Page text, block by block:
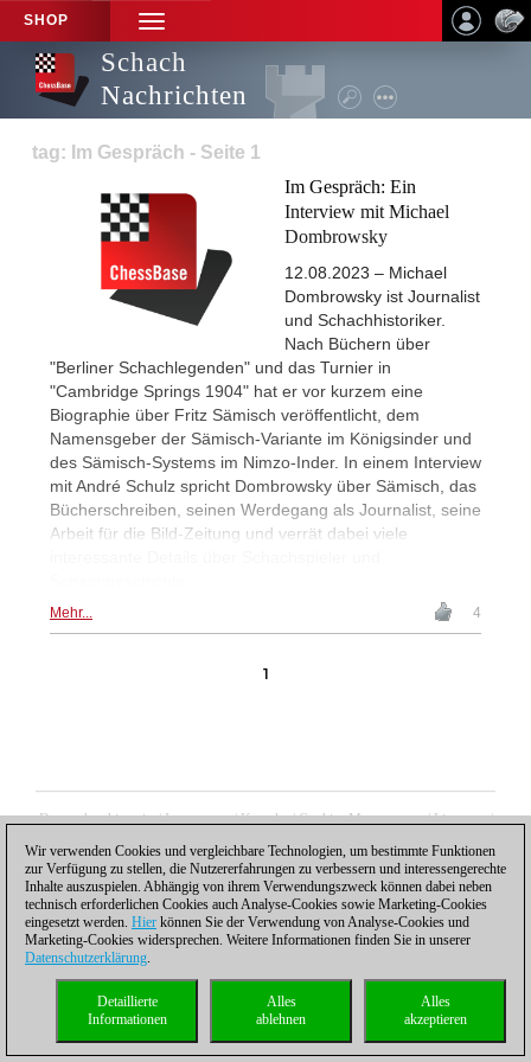
SHOP
TOGGLE
NAVIGATION
Schach
Nachrichten
tag: Im Gespräch - Seite 1
Im Gespräch: Ein
Interview mit Michael
Dombrowsky
12.08.2023 – Michael
Dombrowsky ist Journalist
und Schachhistoriker.
Nach Büchern über
"Berliner Schachlegenden" und das Turnier in
"Cambridge Springs 1904" hat er vor kurzem eine
Biographie über Fritz Sämisch veröffentlicht, dem
Namensgeber der Sämisch-Variante im Königsinder und
des Sämisch-Systems im Nimzo-Inder. In einem Interview
mit André Schulz spricht Dombrowsky über Sämisch, das
Bücherschreiben, seinen Werdegang als Journalist, seine
Arbeit für die Bild-Zeitung und verrät dabei viele
Mehr... 4
1
Datenschutzhinweis|Impressum|Kontakt|Cookies Management|Lizenzen|
© 2017 ChessBase GmbH | Osterbekstraße 90a | 22083 Hamburg | Deutschland
coldest news
Wir verwenden Cookies und vergleichbare Technologien, um bestimmte Funktionen
zur Verfügung zu stellen, die Nutzererfahrungen zu verbessern und interessengerechte
Inhalte auszuspielen. Abhängig von ihrem Verwendungszweck können dabei neben
technisch erforderlichen Cookies auch Analyse-Cookies sowie Marketing-Cookies
eingesetzt werden. Hier können Sie der Verwendung von Analyse-Cookies und
Marketing-Cookies widersprechen. Weitere Informationen finden Sie in unserer
Datenschutzerklärung.
Alles
akzeptieren
Alles
ablehnen
Detaillierte
Informationen